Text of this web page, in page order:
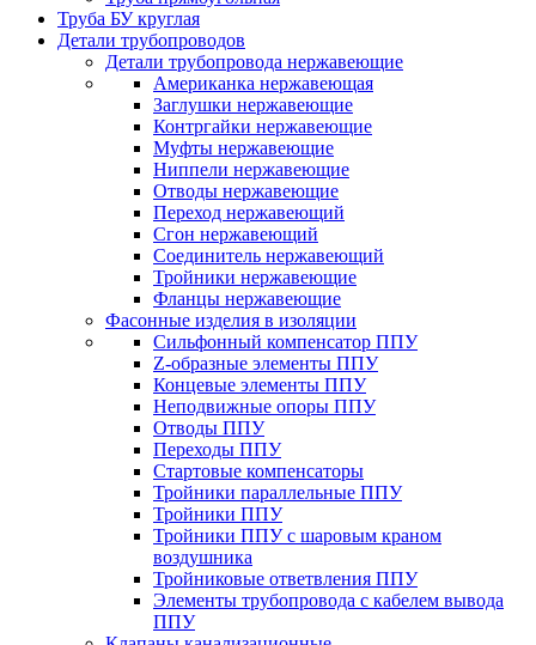
Труба БУ круглая
Детали трубопроводов
Детали трубопровода нержавеющие
Американка нержавеющая
Заглушки нержавеющие
Контргайки нержавеющие
Муфты нержавеющие
Ниппели нержавеющие
Отводы нержавеющие
Переход нержавеющий
Сгон нержавеющий
Соединитель нержавеющий
Тройники нержавеющие
Фланцы нержавеющие
Фасонные изделия в изоляции
Cильфонный компенсатор ППУ
Z-образные элементы ППУ
Концевые элементы ППУ
Неподвижные опоры ППУ
Отводы ППУ
Переходы ППУ
Стартовые компенсаторы
Тройники параллельные ППУ
Тройники ППУ
Тройники ППУ с шаровым краном
воздушника
Тройниковые ответвления ППУ
Элементы трубопровода с кабелем вывода
ППУ